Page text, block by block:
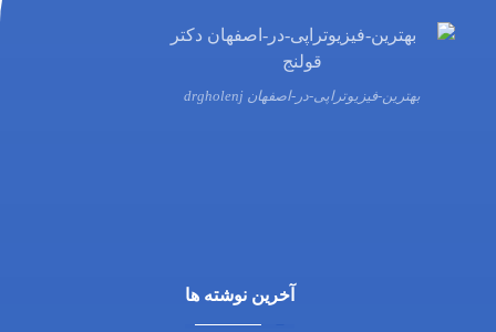
بهترین-فیزیوتراپی-در-اصفهان drgholenj
آخرین نوشته ها